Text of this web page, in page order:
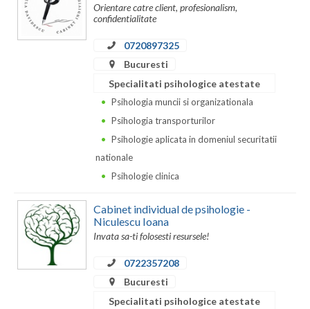
Calarasi
Caras-Severin
Galati
Giurgiu
Orientare catre client, profesionalism,
confidentialitate
0720897325
Bucuresti
Specialitati psihologice atestate
Psihologia muncii si organizationala
Psihologia transporturilor
Psihologie aplicata in domeniul securitatii
nationale
Psihologie clinica
Cabinet individual de psihologie -
Niculescu Ioana
Invata sa-ti folosesti resursele!
0722357208
Bucuresti
Specialitati psihologice atestate